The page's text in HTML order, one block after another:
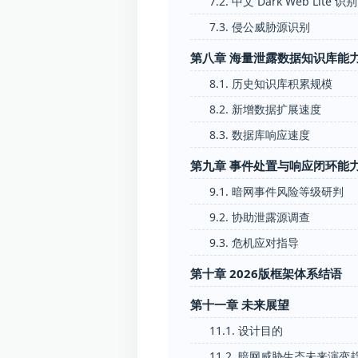
7.3. 侵公威胁源识别
第八章 海量泄露数据知识库能
8.1. 历史知识库积累规模
8.2. 新增数据扩展速度
8.3. 数据库响应速度
第九章 事件处置与响应闭环能
9.1. 暗网事件风险等级研判
9.2. 协助泄露源调查
9.3. 危机应对指导
第十章 2026版框架体系结语
第十一章 未来展望
11.1. 设计目的